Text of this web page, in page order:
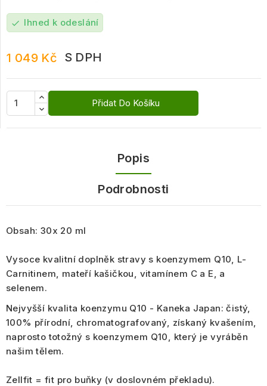
check Ihned k odeslání
1 049 Kč S DPH
Přidat Do Košíku
Popis
Podrobnosti
Obsah: 30x 20 ml
Vysoce kvalitní doplněk stravy s koenzymem Q10, L-
Carnitinem, mateří kašičkou, vitamínem C a E, a
selenem.
Nejvyšší kvalita koenzymu Q10 - Kaneka Japan: čistý,
100% přírodní, chromatografovaný, získaný kvašením,
naprosto totožný s koenzymem Q10, který je vyráběn
našim tělem.
Zellfit = fit pro buňky (v doslovném překladu).